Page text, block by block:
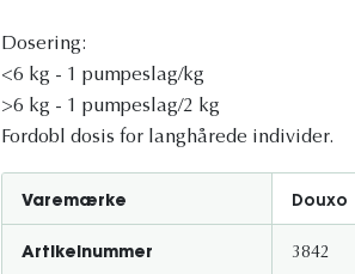
Dosering:
<6 kg - 1 pumpeslag/kg
>6 kg - 1 pumpeslag/2 kg
Fordobl dosis for langhårede individer.
Varemærke Douxo
Artikelnummer 3842